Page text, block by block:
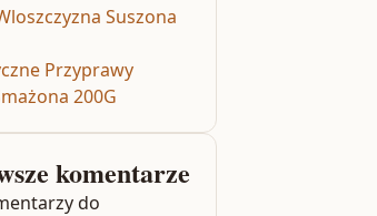
Suszona
Przyprawy
200G
komentarze
do